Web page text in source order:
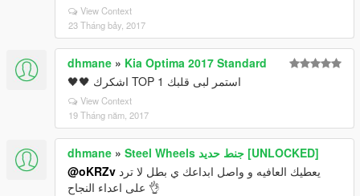
View Context
23 Tháng bảy, 2017
dhmane » Kia Optima 2017 Standard
استمر لبى قلبك TOP 1 اشكرك 🖤🖤
View Context
19 Tháng năm, 2017
dhmane »
Steel Wheels جنط حديد [UNLOCKED]
@oKRZv
على اعداء النجاح 👌